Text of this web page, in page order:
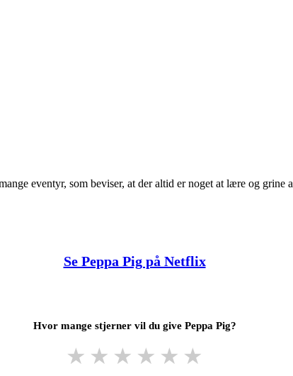
eventyr, som beviser, at der altid er noget at lære og grine
Se Peppa Pig på Netflix
Hvor mange stjerner vil du give Peppa Pig?
★ ★ ★ ★ ★ ★